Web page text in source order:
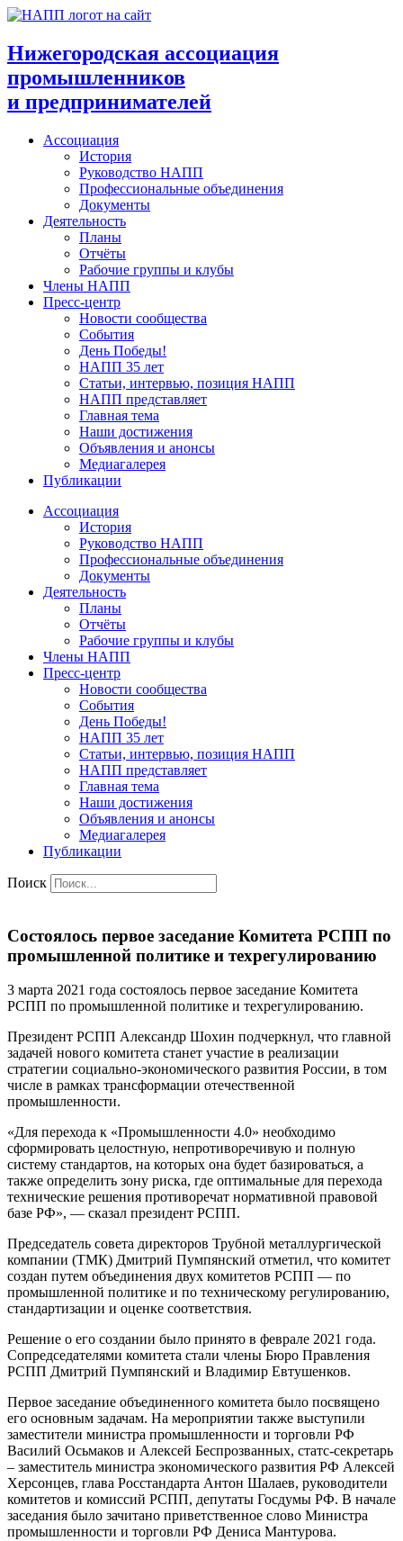
Перейти
содержимому
Нижегородская ассоциация
промышленников
и предпринимателей
Ассоциация
История
Руководство НАПП
Профессиональные объединения
Документы
Деятельность
Планы
Отчёты
Рабочие группы и клубы
Члены НАПП
Пресс-центр
Новости сообщества
События
День Победы!
НАПП 35 лет
Статьи, интервью, позиция НАПП
НАПП представляет
Главная тема
Наши достижения
Объявления и анонсы
Медиагалерея
Публикации
Ассоциация
История
Руководство НАПП
Профессиональные объединения
Документы
Деятельность
Планы
Отчёты
Рабочие группы и клубы
Члены НАПП
Пресс-центр
Новости сообщества
События
День Победы!
НАПП 35 лет
Статьи, интервью, позиция НАПП
НАПП представляет
Главная тема
Наши достижения
Объявления и анонсы
Медиагалерея
Публикации
Поиск
Состоялось первое заседание Комитета РСПП по
промышленной политике и техрегулированию
3 марта 2021 года состоялось первое заседание Комитета
РСПП по промышленной политике и техрегулированию.
Президент РСПП Александр Шохин подчеркнул, что главной
задачей нового комитета станет участие в реализации
стратегии социально-экономического развития России, в том
числе в рамках трансформации отечественной
промышленности.
«Для перехода к «Промышленности 4.0» необходимо
сформировать целостную, непротиворечивую и полную
систему стандартов, на которых она будет базироваться, а
также определить зону риска, где оптимальные для перехода
технические решения противоречат нормативной правовой
базе РФ», — сказал президент РСПП.
Председатель совета директоров Трубной металлургической
компании (ТМК) Дмитрий Пумпянский отметил, что комитет
создан путем объединения двух комитетов РСПП — по
промышленной политике и по техническому регулированию,
стандартизации и оценке соответствия.
Решение о его создании было принято в феврале 2021 года.
Сопредседателями комитета стали члены Бюро Правления
РСПП Дмитрий Пумпянский и Владимир Евтушенков.
Первое заседание объединенного комитета было посвящено
его основным задачам. На мероприятии также выступили
заместители министра промышленности и торговли РФ
Василий Осьмаков и Алексей Беспрозванных, статс-секретарь
– заместитель министра экономического развития РФ Алексей
Херсонцев, глава Росстандарта Антон Шалаев, руководители
комитетов и комиссий РСПП, депутаты Госдумы РФ. В начале
заседания было зачитано приветственное слово Министра
промышленности и торговли РФ Дениса Мантурова.